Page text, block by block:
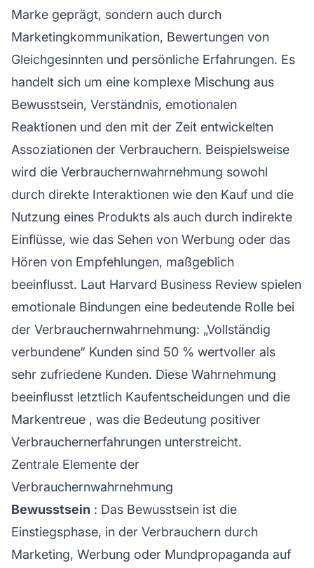
Marke geprägt, sondern auch durch
Marketingkommunikation, Bewertungen von
Gleichgesinnten und persönliche Erfahrungen. Es
handelt sich um eine komplexe Mischung aus
Bewusstsein, Verständnis, emotionalen
Reaktionen und den mit der Zeit entwickelten
Assoziationen der Verbrauchern. Beispielsweise
wird die Verbrauchernwahrnehmung sowohl
durch direkte Interaktionen wie den Kauf und die
Nutzung eines Produkts als auch durch indirekte
Einflüsse, wie das Sehen von Werbung oder das
Hören von Empfehlungen, maßgeblich
beeinflusst. Laut Harvard Business Review spielen
emotionale Bindungen eine bedeutende Rolle bei
der Verbrauchernwahrnehmung: „Vollständig
verbundene“ Kunden sind 50 % wertvoller als
sehr zufriedene Kunden. Diese Wahrnehmung
beeinflusst letztlich Kaufentscheidungen und die
Markentreue , was die Bedeutung positiver
Verbrauchernerfahrungen unterstreicht.
Zentrale Elemente der
Verbrauchernwahrnehmung
Bewusstsein : Das Bewusstsein ist die
Einstiegsphase, in der Verbrauchern durch
Marketing, Werbung oder Mundpropaganda auf